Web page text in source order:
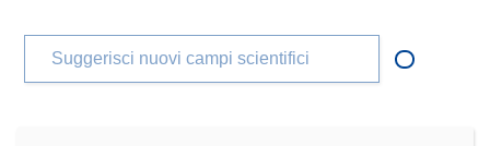
Suggerisci nuovi campi scientifici